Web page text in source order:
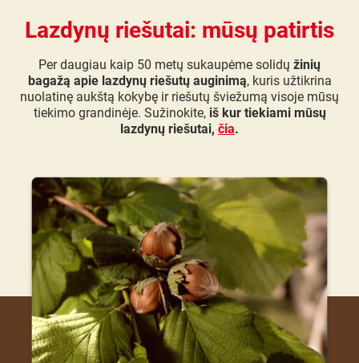
Lazdynų riešutai: mūsų patirtis
Per daugiau kaip 50 metų sukaupėme solidų žinių
bagažą apie lazdynų riešutų auginimą, kuris užtikrina
nuolatinę aukštą kokybę ir riešutų šviežumą visoje mūsų
tiekimo grandinėje. Sužinokite, iš kur tiekiami mūsų
lazdynų riešutai, čia.